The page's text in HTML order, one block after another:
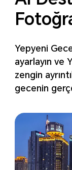
Yepyeni
ayarlayın ve
zengin
gecenin